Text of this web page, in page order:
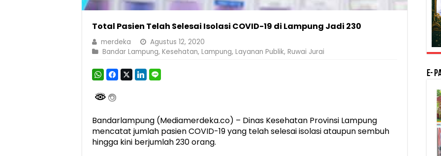
Total Pasien Telah Selesai Isolasi COVID-19 di Lampung Jadi 230
merdeka
Agustus 12, 2020
Bandar Lampung, Kesehatan, Lampung, Layanan Publik, Ruwai Jurai
Bandarlampung (Mediamerdeka.co) – Dinas Kesehatan Provinsi Lampung
mencatat jumlah pasien COVID-19 yang telah selesai isolasi ataupun sembuh
hingga kini berjumlah 230 orang.
E-